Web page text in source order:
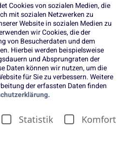
Cookies von sozialen Medien, die
mit sozialen Netzwerken zu
Website in sozialen Medien zu
wir Cookies, die der
von Besucherdaten und dem
Hierbei werden beispielsweise
und Absprungraten der
Daten können wir nutzen, um die
für Sie zu verbessern. Weitere
der erfassten Daten finden
Statistik
Komfort
ihr!
Initiative „1000 gute
Events unterwegs, um unsere